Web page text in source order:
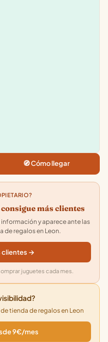
C. Legion VII, 4, 24003 Leon
★★★★★4.2· 870
🧭 Cómo llegar
más clientes
y aparece ante las
de regalos en Leon.
clientes →
juguetes cada mes.
tienda de regalos en Leon
9€/mes